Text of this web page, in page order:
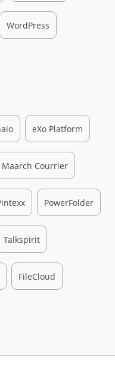
WordPress
eXo Platform
Maarch Courrier
PowerFolder
Talkspirit
FileCloud